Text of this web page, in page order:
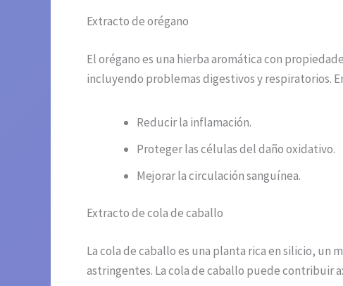
Extracto de orégano
El orégano es una hierba aromática con
incluyendo problemas digestivos y respiratorios.
Reducir la inflamación.
Proteger las células del daño oxidativo.
Mejorar la circulación sanguínea.
Extracto de cola de caballo
La cola de caballo es una planta rica en silicio, un
astringentes. La cola de caballo puede contribuir a: